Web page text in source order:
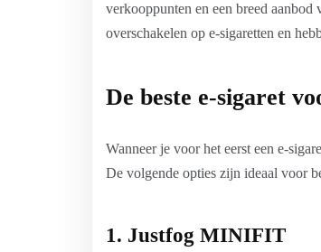
verkooppunten en een breed
overschakelen op e-sigaretten en
De beste e-sigaret
Wanneer je voor het eerst een e-
De volgende opties zijn ideaal voor
1. Justfog MINIFIT